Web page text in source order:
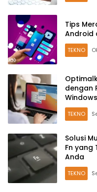
Tips
Android
TEKNO
dengan
TEKNO
Solusi
Fn yang
Anda
TEKNO